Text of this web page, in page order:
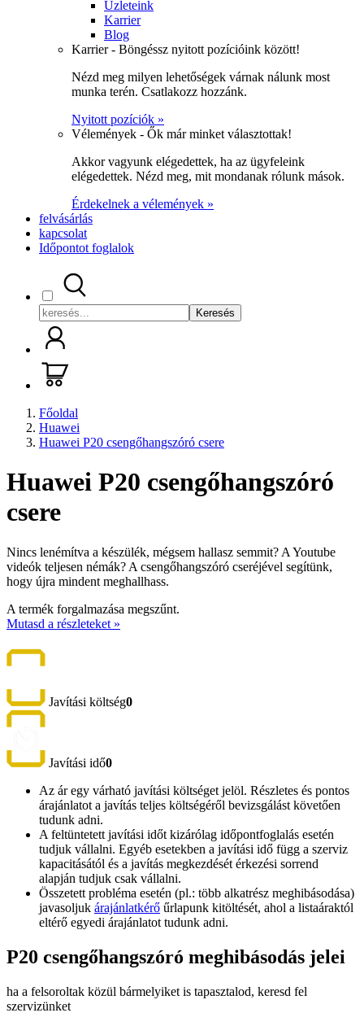
Üzleteink
Karrier
Blog
Karrier - Böngéssz nyitott pozícióink között!
Nézd meg milyen lehetőségek várnak nálunk most
munka terén. Csatlakozz hozzánk.
Nyitott pozíciók »
Vélemények - Ők már minket választottak!
Akkor vagyunk elégedettek, ha az ügyfeleink
elégedettek. Nézd meg, mit mondanak rólunk mások.
Érdekelnek a vélemények »
felvásárlás
kapcsolat
Időpontot foglalok
Keresés
Főoldal
Huawei
Huawei P20 csengőhangszóró csere
Huawei P20 csengőhangszóró
csere
Nincs lenémítva a készülék, mégsem hallasz semmit? A Youtube
videók teljesen némák? A csengőhangszóró cseréjével segítünk,
hogy újra mindent meghallhass.
A termék forgalmazása megszűnt.
Mutasd a részleteket »
Javítási költség0
Javítási idő0
Az ár egy várható javítási költséget jelöl. Részletes és pontos
árajánlatot a javítás teljes költségéről bevizsgálást követően
tudunk adni.
A feltüntetett javítási időt kizárólag időpontfoglalás esetén
tudjuk vállalni. Egyéb esetekben a javítási idő függ a szerviz
kapacitásától és a javítás megkezdését érkezési sorrend
alapján tudjuk csak vállalni.
Összetett probléma esetén (pl.: több alkatrész meghibásodása)
javasoljuk árajánlatkérő űrlapunk kitöltését, ahol a listaáraktól
eltérő egyedi árajánlatot tudunk adni.
P20 csengőhangszóró meghibásodás jelei
ha a felsoroltak közül bármelyiket is tapasztalod, keresd fel
szervizünket